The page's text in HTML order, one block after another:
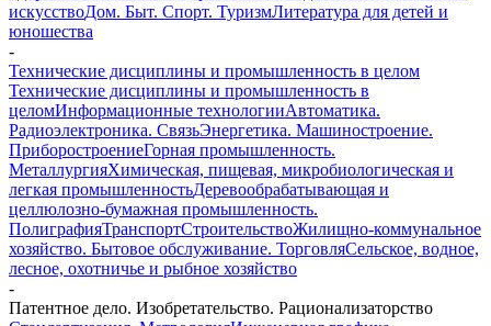
искусствоДом. Быт. Спорт. ТуризмЛитература для детей и
юношества
-
Технические дисциплины и промышленность в целом
Технические дисциплины и промышленность в
целомИнформационные технологииАвтоматика.
Радиоэлектроника. СвязьЭнергетика. Машиностроение.
ПриборостроениеГорная промышленность.
МеталлургияХимическая, пищевая, микробиологическая и
легкая промышленностьДеревообрабатывающая и
целлюлозно-бумажная промышленность.
ПолиграфияТранспортСтроительствоЖилищно-коммунальное
хозяйство. Бытовое обслуживание. ТорговляСельское, водное,
лесное, охотничье и рыбное хозяйство
-
Патентное дело. Изобретательство. Рационализаторство